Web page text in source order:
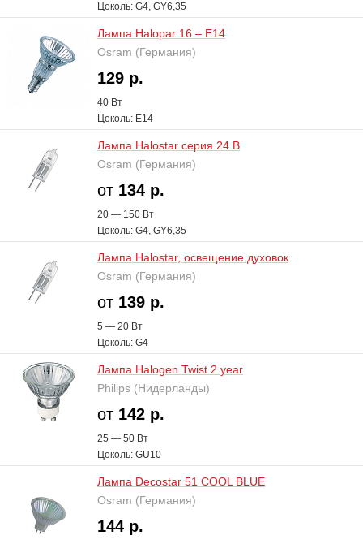
Цоколь: G4, GY6,35
Лампа Halopar 16 – E14
Osram (Германия)
129 р.
40 Вт
Цоколь: E14
Лампа Halostar серия 24 В
Osram (Германия)
от 134 р.
20 — 150 Вт
Цоколь: G4, GY6,35
Лампа Halostar, освещение духовок
Osram (Германия)
от 139 р.
5 — 20 Вт
Цоколь: G4
Лампа Halogen Twist 2 year
Philips (Нидерланды)
от 142 р.
25 — 50 Вт
Цоколь: GU10
Лампа Decostar 51 COOL BLUE
Osram (Германия)
144 р.